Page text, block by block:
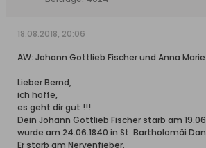
18.08.2018, 20:06
AW: Johann Gottlieb Fischer und Anna
Lieber Bernd,
ich hoffe,
es geht dir gut !!!
Dein Johann Gottlieb Fischer starb am
wurde am 24.06.1840 in St. Bartholomäi
Er starb am Nervenfieber.